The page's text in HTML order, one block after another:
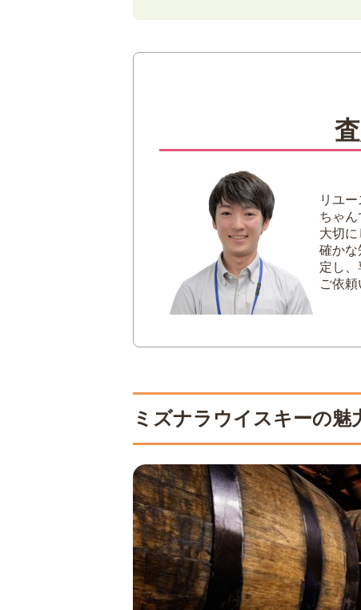
希少性が高い理由
世界のウイスキー
日本ウイスキーにおけるミ
日本の風土が生ん
現代に受け継がれ
おすすめのミズナラウイス
サントリー山崎
サントリー響
イチローズモルト
デュワーズ 21年
初心者におすすめ
4
ミズナラウイスキーを売る
高価買取が期待で
買取前にチェック
信頼できるウイス
5 まとめ
リユ
ちゃ
大切に
確かな
定し
ご依
ミズナラウイスキーの魅